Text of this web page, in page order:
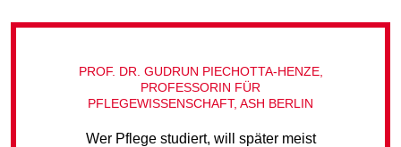
PROF. DR. GUDRUN PIECHOTTA-HENZE,
PROFESSORIN FÜR
PFLEGEWISSENSCHAFT, ASH BERLIN
Wer Pflege studiert, will später meist